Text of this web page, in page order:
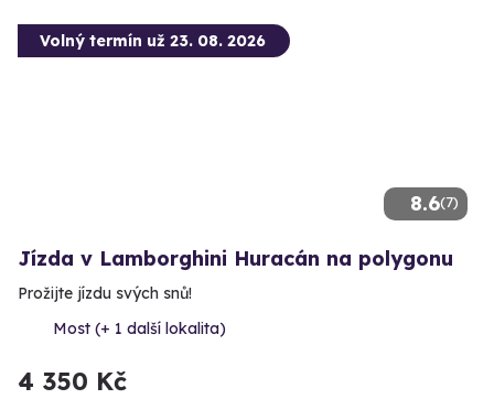
8.6(7)
Volný termín už 23. 08. 2026
Jízda v Lamborghini Huracán na polygonu
Prožijte jízdu svých snů!
Most (+ 1 další lokalita)
4 350 Kč